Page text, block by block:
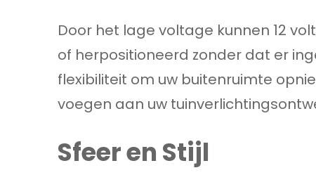
Door het lage voltage kunnen 12
of herpositioneerd zonder dat er
flexibiliteit om uw buitenruimte
voegen aan uw
Sfeer en Stijl